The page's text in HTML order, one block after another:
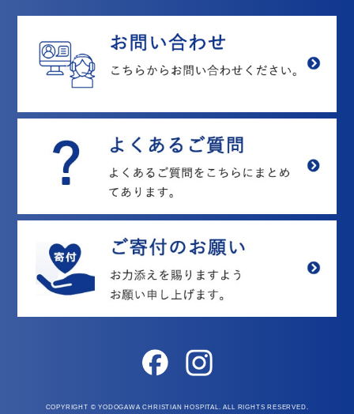
COPYRIGHT © YODOGAWA CHRISTIAN HOSPITAL. ALL RIGHTS RESERVED.